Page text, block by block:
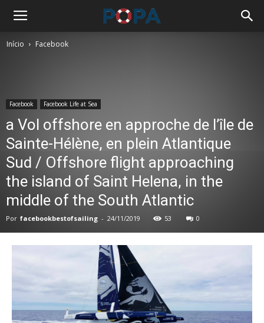
Início Facebook
Facebook Facebook Life at Sea
a Vol offshore en approche de l’île de
Sainte-Hélène, en plein Atlantique
Sud / Offshore flight approaching
the island of Saint Helena, in the
middle of the South Atlantic
Por facebookbestofsailing - 24/11/2019 53 0